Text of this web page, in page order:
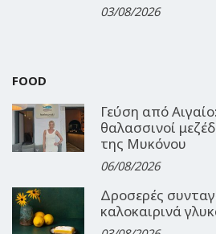
03/08/2026
FOOD
Γεύση από
θαλασσινοί
της Μυκόνου
06/08/2026
Δροσερές
καλοκαιρινά